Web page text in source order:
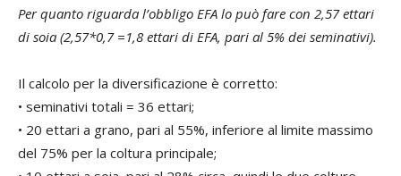
Per quanto riguarda l’obbligo EFA lo può fare con 2,57 ettari
di soia (2,57*0,7 =1,8 ettari di EFA, pari al 5% dei seminativi).
Il calcolo per la diversificazione è corretto:
• seminativi totali = 36 ettari;
• 20 ettari a grano, pari al 55%, inferiore al limite massimo
del 75% per la coltura principale;